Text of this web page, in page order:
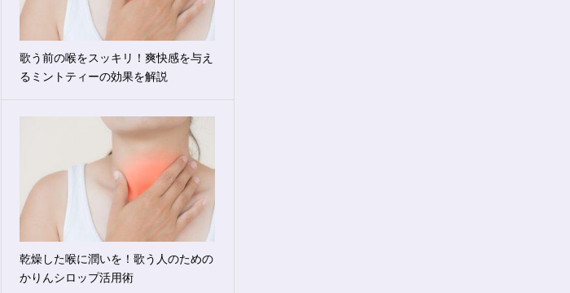
歌う前の喉をスッキリ！爽快感を与え
るミントティーの効果を解説
乾燥した喉に潤いを！歌う人のための
かりんシロップ活用術